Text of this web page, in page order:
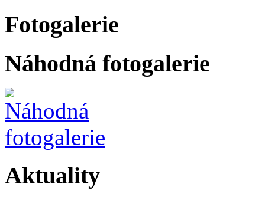
Fotogalerie
Náhodná fotogalerie
Aktuality